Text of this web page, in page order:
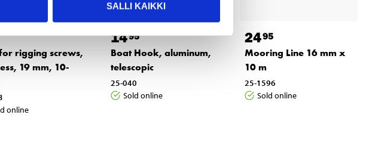
SALLI KAIKKI
rigging screws,
19 mm, 10-
online
1495
Boat Hook, aluminum,
telescopic
25-040
Sold online
2495
Mooring Line 16 mm x
10 m
25-1596
Sold online